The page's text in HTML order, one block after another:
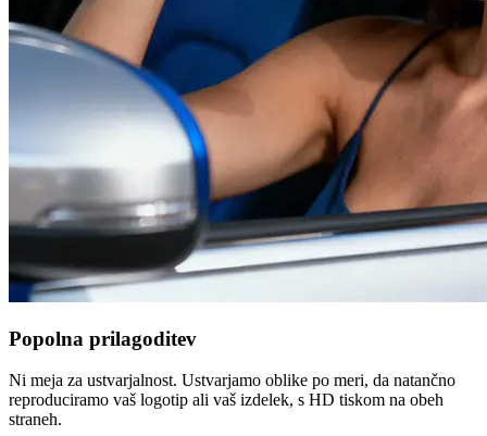
Popolna prilagoditev
Ni meja za ustvarjalnost. Ustvarjamo oblike po meri, da natančno
reproduciramo vaš logotip ali vaš izdelek, s HD tiskom na obeh
straneh.